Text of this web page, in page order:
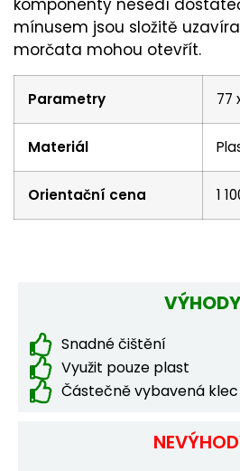
komponenty nesedí
mínusem jsou složitě
morčata mohou otevřít.
Parametry 77
Materiál
Orientační cena 1
VÝHODY
Snadné čištění
Využit pouze plast
Částečně vybavená klec